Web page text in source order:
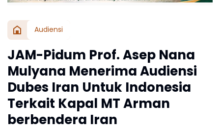
Audiensi
JAM-Pidum Prof. Asep Nana
Mulyana Menerima Audiensi
Dubes Iran Untuk Indonesia
Terkait Kapal MT Arman
berbendera Iran